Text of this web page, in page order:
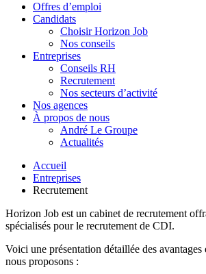
Offres d’emploi
Candidats
Choisir Horizon Job
Nos conseils
Entreprises
Conseils RH
Recrutement
Nos secteurs d’activité
Nos agences
À propos de nous
André Le Groupe
Actualités
Accueil
Entreprises
Recrutement
Horizon Job est un cabinet de recrutement
spécialisés pour le recrutement de CDI.
Voici une présentation détaillée des avantages
nous proposons :